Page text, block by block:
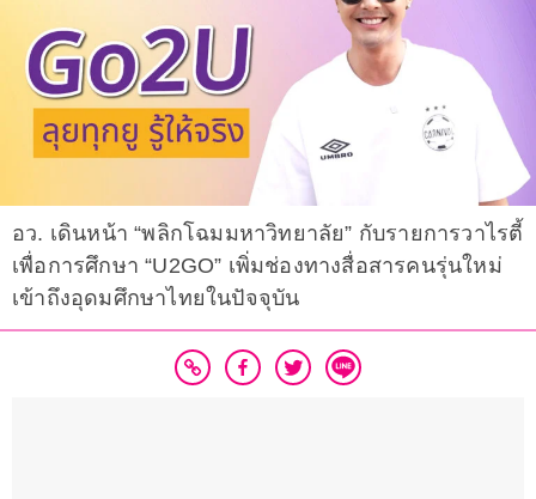
อว. เดินหน้า “พลิกโฉมมหาวิทยาลัย” กับรายการวาไรตี้
เพื่อการศึกษา “U2GO” เพิ่มช่องทางสื่อสารคนรุ่นใหม่
เข้าถึงอุดมศึกษาไทยในปัจจุบัน